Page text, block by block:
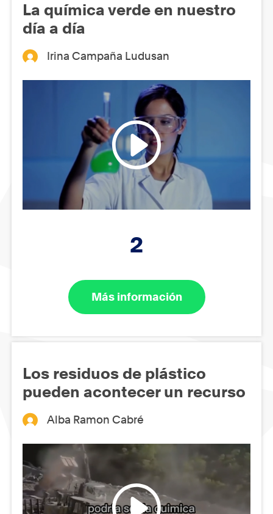
La química verde en nuestro
día a día
Irina Campaña Ludusan
2
Más información
Los residuos de plástico
pueden acontecer un recurso
Alba Ramon Cabré